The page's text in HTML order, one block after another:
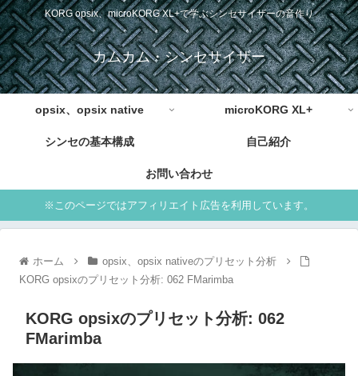
KORG opsix、microKORG XL+で学ぶシンセサイザーの音作り
カムカム・シンセサイザー
opsix、opsix native microKORG XL+
シンセの基本構成 自己紹介
お問い合わせ
※このページではアフィリエイト広告を利用しています。
ホーム
opsix、opsix nativeのプリセット分析
KORG opsixのプリセット分析: 062 FMarimba
KORG opsixのプリセット分析: 062
FMarimba